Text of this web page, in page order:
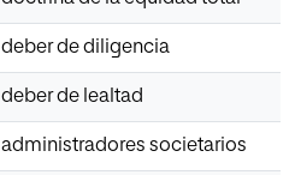
deber de diligencia
deber de lealtad
administradores societarios